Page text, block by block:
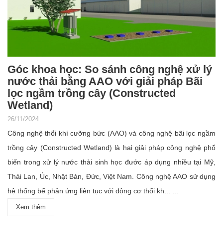
Góc khoa học: So sánh công nghệ xử lý
nước thải bằng AAO với giải pháp Bãi
lọc ngầm trồng cây (Constructed
Wetland)
26/11/2024
Công nghệ thổi khí cưỡng bức (AAO) và công nghệ bãi lọc ngầm
trồng cây (Constructed Wetland) là hai giải pháp công nghệ phổ
biến trong xử lý nước thải sinh học đước áp dụng nhiều tại Mỹ,
Thái Lan, Úc, Nhật Bản, Đức, Việt Nam. Công nghệ AAO sử dụng
hệ thống bể phản ứng liên tục với động cơ thổi kh... ...
Xem thêm